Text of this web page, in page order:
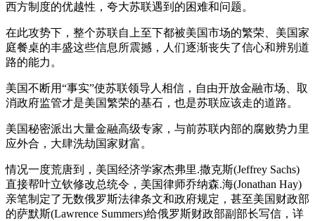
西方制度的优越性，夸大苏联遇到的困难和问题。
在此攻势下，整个苏联自上至下都被美国市场的繁荣、美国家
庭餐桌的丰盛这些信息所震撼，人们逐渐丧失了信心和辨别道
路的能力。
美国不断用“事实”使苏联领导人相信，自由开放金融市场、取
消政府监管才是美国繁荣的基石，也是苏联应该走的道路。
美国秘密派出大量金融高级专家，与前苏联内部的腐败势力里
应外合，大肆洗劫国家财富。
情况一度荒唐到，美国经济学家杰弗里.撒克斯(Jeffrey Sachs)
直接帮叶立钦修改总统令，美国律师乔纳森.海(Jonathan Hay)
亲笔制定了无数俄罗斯法律条文和政府规定，甚至美国财政部
的萨默斯(Lawrence Summers)给俄罗斯财政部副部长写信，详